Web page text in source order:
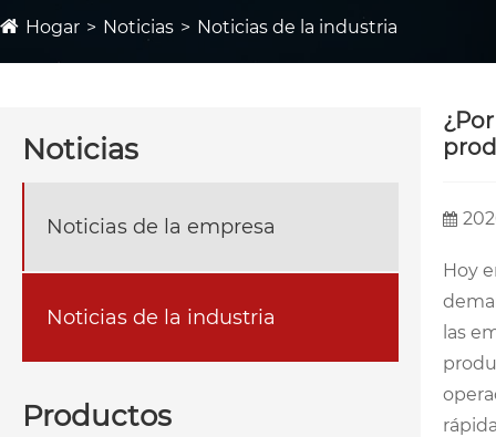
Hogar Noticias Noticias de la industria
Noticias
Noticias de la empresa
Noticias de la industria
Productos
Hoy
las